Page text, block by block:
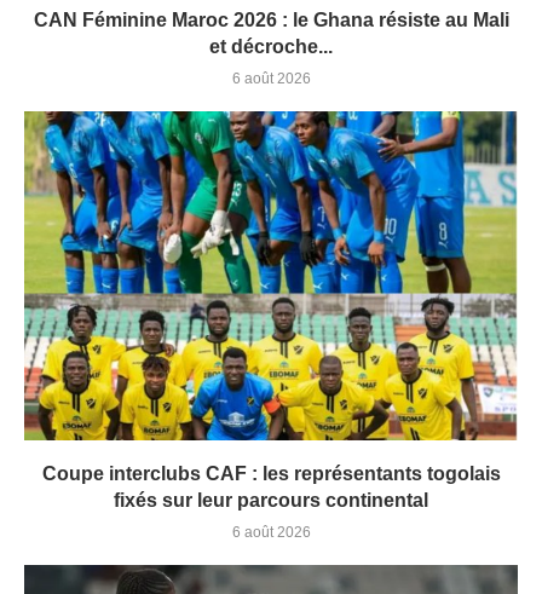
CAN Féminine Maroc 2026 : le Ghana résiste au Mali
et décroche...
6 août 2026
Coupe interclubs CAF : les représentants togolais
fixés sur leur parcours continental
6 août 2026